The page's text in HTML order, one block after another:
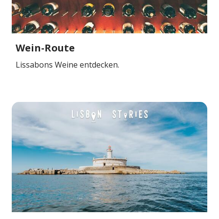
Wein-Route
Lissabons Weine entdecken.